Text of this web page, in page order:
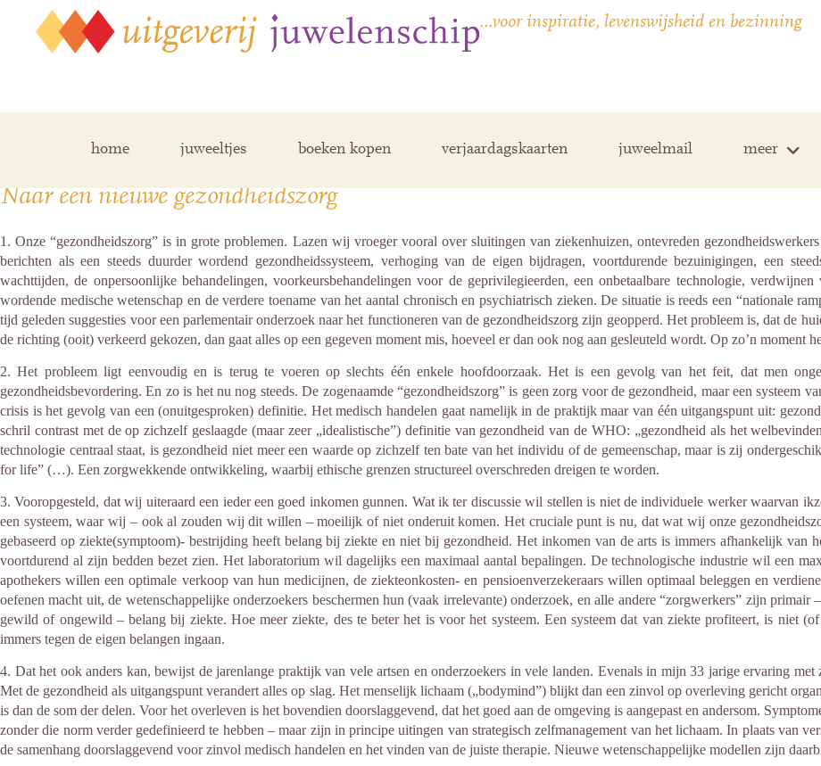
…voor inspiratie, levenswijsheid en bezinning
home juweeltjes boeken kopen verjaardagskaarten juweelmail meer
Posts Tagged ‘gezondheidszorg’
Naar een nieuwe gezondheidszorg
1. Onze “gezondheidszorg” is in grote problemen. Lazen wij vroeger vooral over sluitingen van ziekenhuizen, ontevreden
berichten als een steeds duurder wordend gezondheidssysteem, verhoging van de eigen bijdragen, voortdurende bezuinigingen, een
wachttijden, de onpersoonlijke behandelingen, voorkeursbehandelingen voor de geprivilegieerden, een onbetaalbare technologie,
wordende medische wetenschap en de verdere toename van het aantal chronisch en psychiatrisch zieken. De situatie is reeds een “nationale
tijd geleden suggesties voor een parlementair onderzoek naar het functioneren van de gezondheidszorg zijn geopperd. Het probleem is, dat de
de richting (ooit) verkeerd gekozen, dan gaat alles op een gegeven moment mis, hoeveel er dan ook nog aan gesleuteld wordt. Op zo’n moment
2. Het probleem ligt eenvoudig en is terug te voeren op slechts één enkele hoofdoorzaak. Het is een gevolg van het feit, dat men
gezondheidsbevordering. En zo is het nu nog steeds. De zogenaamde “gezondheidszorg” is geen zorg voor de gezondheid, maar een
crisis is het gevolg van een (onuitgesproken) definitie. Het medisch handelen gaat namelijk in de praktijk maar van één uitgangspunt uit:
schril contrast met de op zichzelf geslaagde (maar zeer „idealistische”) definitie van gezondheid van de WHO: „gezondheid als het
technologie centraal staat, is gezondheid niet meer een waarde op zichzelf ten bate van het individu of de gemeenschap, maar is zij
for life” (…). Een zorgwekkende ontwikkeling, waarbij ethische grenzen structureel overschreden dreigen te worden.
3. Vooropgesteld, dat wij uiteraard een ieder een goed inkomen gunnen. Wat ik ter discussie wil stellen is niet de individuele werker waarvan
een systeem, waar wij – ook al zouden wij dit willen – moeilijk of niet onderuit komen. Het cruciale punt is nu, dat wat wij onze
gebaseerd op ziekte(symptoom)- bestrijding heeft belang bij ziekte en niet bij gezondheid. Het inkomen van de arts is immers afhankelijk van
voortdurend al zijn bedden bezet zien. Het laboratorium wil dagelijks een maximaal aantal bepalingen. De technologische industrie wil een
apothekers willen een optimale verkoop van hun medicijnen, de ziekteonkosten- en pensioenverzekeraars willen optimaal beleggen en
oefenen macht uit, de wetenschappelijke onderzoekers beschermen hun (vaak irrelevante) onderzoek, en alle andere “zorgwerkers” zijn
gewild of ongewild – belang bij ziekte. Hoe meer ziekte, des te beter het is voor het systeem. Een systeem dat van ziekte profiteert, is niet
immers tegen de eigen belangen ingaan.
4. Dat het ook anders kan, bewijst de jarenlange praktijk van vele artsen en onderzoekers in vele landen. Evenals in mijn 33 jarige ervaring
Met de gezondheid als uitgangspunt verandert alles op slag. Het menselijk lichaam („bodymind”) blijkt dan een zinvol op overleving gericht
is dan de som der delen. Voor het overleven is het bovendien doorslaggevend, dat het goed aan de omgeving is aangepast en andersom.
zonder die norm verder gedefinieerd te hebben – maar zijn in principe uitingen van strategisch zelfmanagement van het lichaam. In plaats van
de samenhang doorslaggevend voor zinvol medisch handelen en het vinden van de juiste therapie. Nieuwe wetenschappelijke modellen zijn